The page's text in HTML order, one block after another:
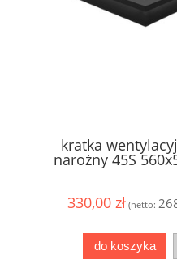
kratka
narożny 45S
kolor czarny
330,00 zł (netto:
do koszyka